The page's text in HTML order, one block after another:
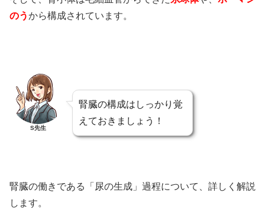
のうから構成されています。
S先生
腎臓の構成はしっかり覚
えておきましょう！
腎臓の働きである「尿の生成」過程について、詳しく解説
します。